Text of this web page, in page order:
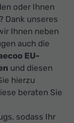
oder Ihnen
Dank unseres
Ihnen neben
auch die
EU-
und diesen
hierzu
beraten Sie
sodass Ihr